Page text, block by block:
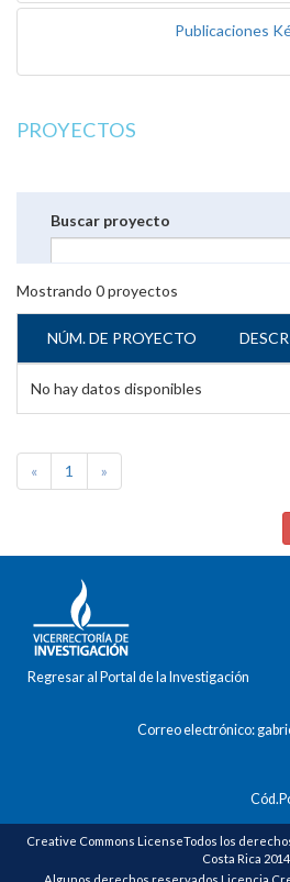
Publicaciones
PROYECTOS
Buscar proyecto
Mostrando 0proyectos
NÚM. DE PROYECTO
No hay datos disponibles
« 1 »
Regresar al Portal de la Investigación
Correo electrónico:
Creative Commons LicenseTodos los
Costa Rica 2014